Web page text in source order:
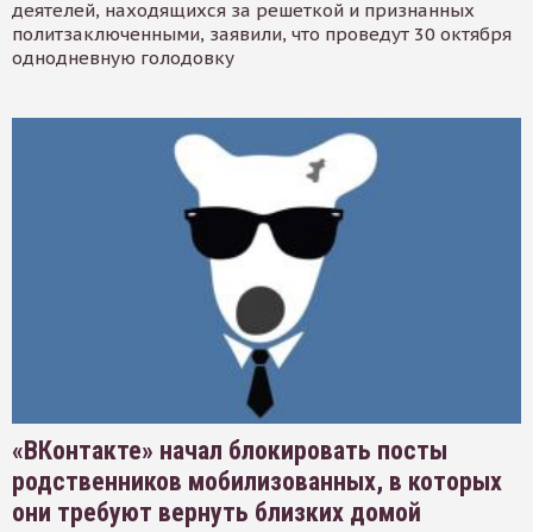
деятелей, находящихся за решеткой и признанных
политзаключенными, заявили, что проведут 30 октября
однодневную голодовку
«ВКонтакте» начал блокировать посты
родственников мобилизованных, в которых
они требуют вернуть близких домой